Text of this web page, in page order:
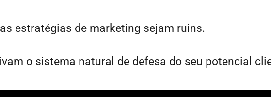
estratégias de marketing sejam ruins.
o sistema natural de defesa do seu potencial